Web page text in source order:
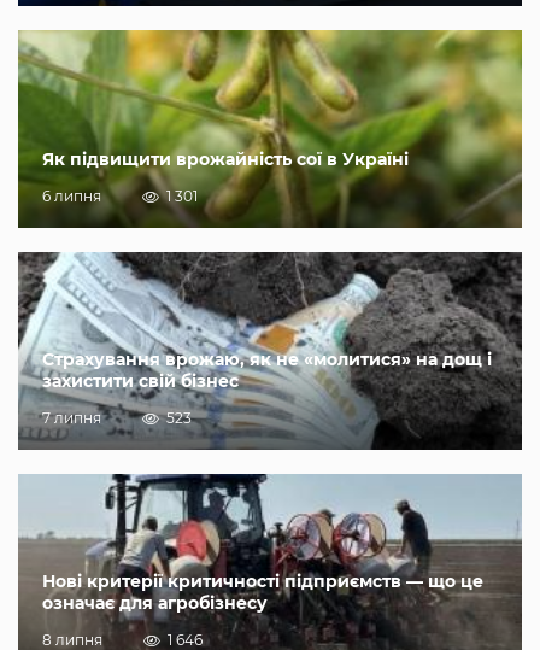
Як підвищити врожайність сої в Україні
6 липня 1 301
Страхування врожаю, як не «молитися» на дощ і
захистити свій бізнес
7 липня 523
Нові критерії критичності підприємств — що це
означає для агробізнесу
8 липня 1 646